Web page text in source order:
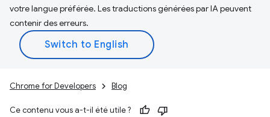
votre langue préférée. Les traductions générées par IA peuvent
contenir des erreurs.
Chrome for Developers Blog
Ce contenu vous a-t-il été utile ?